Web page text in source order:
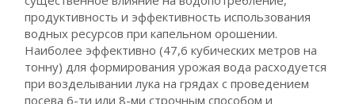
продуктивность и эффективность использования
водных ресурсов при капельном орошении.
Наиболее эффективно (47,6 кубических метров на
тонну) для формирования урожая вода расходуется
при возделывании лука на грядах с проведением
посева 6-ти или 8-ми строчным способом и